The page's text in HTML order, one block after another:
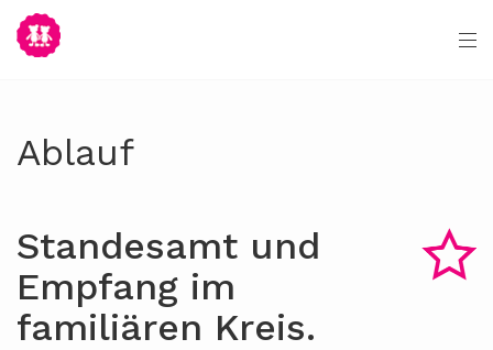
Ablauf
Standesamt und
Empfang im
familiären Kreis.